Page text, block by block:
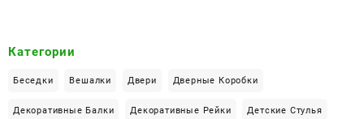
с
Категории
Беседки Вешалки Двери Дверные Коробки
Декоративные Балки Декоративные Рейки Детские Стулья